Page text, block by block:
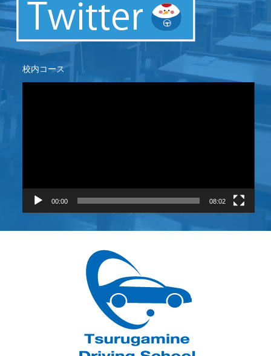
校内コース
動
00:00 08:02